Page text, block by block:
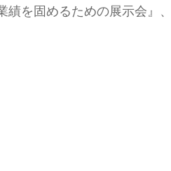
を固めるための展示会』